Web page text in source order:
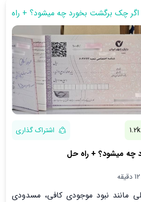
اگر چک برگشت بخورد چه میشود؟ + راه
1.2k اشتراک گذاری
چه میشود؟ + راه حل
مانند نبود موجودی کافی، مسدودی